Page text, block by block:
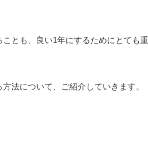
とも、良い1年にするためにとても重
法について、ご紹介していきます。